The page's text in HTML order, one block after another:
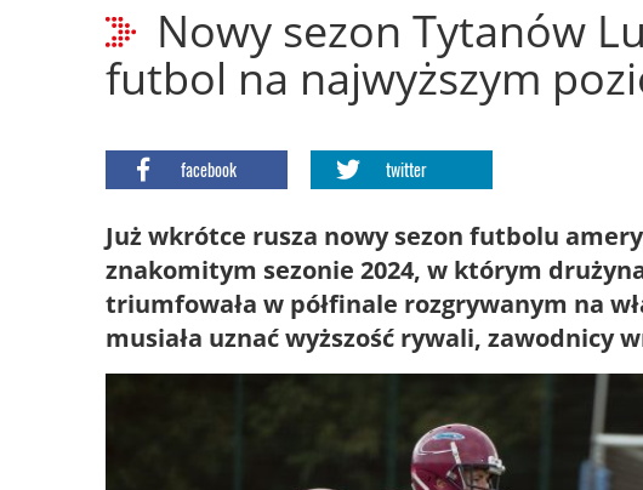
Nowy sezon Tytanów
futbol na najwyższym
facebook twitter
Już wkrótce rusza nowy sezon futbolu
znakomitym sezonie 2024, w którym
triumfowała w półfinale rozgrywanym na
musiała uznać wyższość rywali, zawodnicy